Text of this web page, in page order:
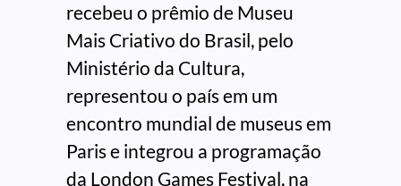
recebeu o prêmio de Museu
Mais Criativo do Brasil, pelo
Ministério da Cultura,
representou o país em um
encontro mundial de museus em
Paris e integrou a programação
da London Games Festival, na